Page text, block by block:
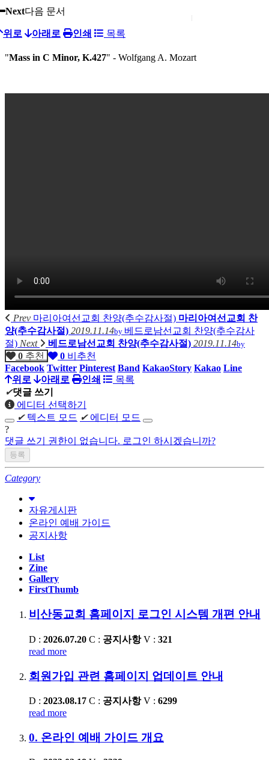
Next다음 문서
위로 아래로 인쇄 목록
"Mass in C Minor, K.427" - Wolfgang A. Mozart
Prev 마리아여선교회 찬양(추수감사절) 마리아여선교회 찬
양(추수감사절) 2019.11.14by 베드로남선교회 찬양(추수감사
절) Next 베드로남선교회 찬양(추수감사절) 2019.11.14by
0 추천 0 비추천
Facebook Twitter Pinterest Band KakaoStory Kakao Line
위로
아래로 인쇄
목록
✔댓글 쓰기
에디터 선택하기
✔ 텍스트 모드 ✔ 에디터 모드
?
댓글 쓰기 권한이 없습니다. 로그인 하시겠습니까?
Category
자유게시판
온라인 예배 가이드
공지사항
List
Zine
Gallery
FirstThumb
비산동교회 홈페이지 로그인 시스템 개편 안내
D : 2026.07.20 C : 공지사항 V : 321
read more
회원가입 관련 홈페이지 업데이트 안내
D : 2023.08.17 C : 공지사항 V : 6299
read more
0. 온라인 예배 가이드 개요